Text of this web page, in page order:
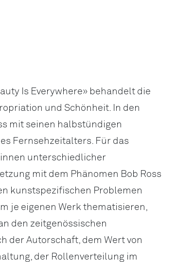
Is Everywhere» behandelt die
und Schönheit. In den
mit seinen halbstündigen
Fernsehzeitalters. Für das
unterschiedlicher
mit dem Phänomen Bob Ross
kunstspezifischen Problemen
je eigenen Werk thematisieren,
den zeitgenössischen
der Autorschaft, dem Wert von
der Rollenverteilung im